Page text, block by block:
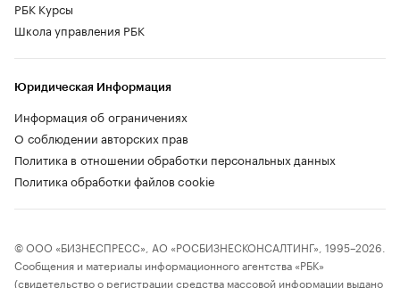
РБК Курсы
Школа управления РБК
Юридическая Информация
Информация об ограничениях
О соблюдении авторских прав
Политика в отношении обработки персональных данных
Политика обработки файлов cookie
© ООО «БИЗНЕСПРЕСС», АО «РОСБИЗНЕСКОНСАЛТИНГ», 1995–2026.
Сообщения и материалы информационного агентства «РБК»
(свидетельство о регистрации средства массовой информации выдано